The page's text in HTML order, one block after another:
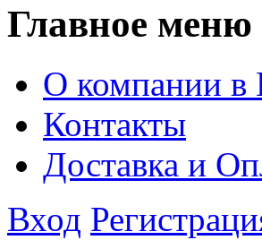
Главное меню
О компании в
Контакты
Доставка и
Вход